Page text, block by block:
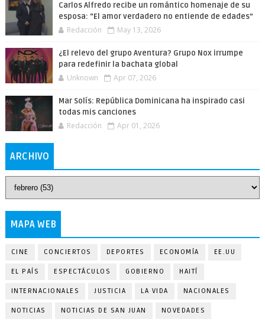
Carlos Alfredo recibe un romántico homenaje de su
esposa: “El amor verdadero no entiende de edades”
Redacción May 13, 2026
¿El relevo del grupo Aventura? Grupo Nox irrumpe
para redefinir la bachata global
Unknown Apr 07, 2026
Mar Solís: República Dominicana ha inspirado casi
todas mis canciones
Redacción Apr 01, 2026
ARCHIVO
MAPA WEB
CINE CONCIERTOS DEPORTES ECONOMÍA EE.UU
EL PAÍS ESPECTÁCULOS GOBIERNO HAITÍ
INTERNACIONALES JUSTICIA LA VIDA NACIONALES
NOTICIAS NOTICIAS DE SAN JUAN NOVEDADES